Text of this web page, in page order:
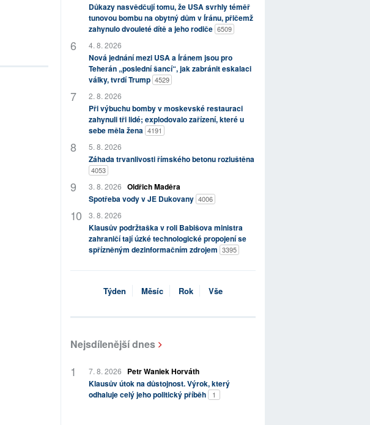
Důkazy nasvědčují tomu, že USA svrhly téměř
tunovou bombu na obytný dům v Íránu, přičemž
zahynulo dvouleté dítě a jeho rodiče 6509
4. 8. 2026
Nová jednání mezi USA a Íránem jsou pro
Teherán „poslední šancí“, jak zabránit eskalaci
války, tvrdí Trump 4529
2. 8. 2026
Při výbuchu bomby v moskevské restauraci
zahynuli tři lidé; explodovalo zařízení, které u
sebe měla žena 4191
5. 8. 2026
Záhada trvanlivosti římského betonu rozluštěna
4053
3. 8. 2026 Oldřich Maděra
Spotřeba vody v JE Dukovany 4006
3. 8. 2026
Klausův podržtaška v roli Babišova ministra
zahraničí tají úzké technologické propojení se
spřízněným dezinformačním zdrojem 3395
Týden Měsíc Rok Vše
Nejsdílenější dnes
7. 8. 2026
Petr Waniek Horváth
Klausův útok na důstojnost. Výrok, který
odhaluje celý jeho politický příběh
1